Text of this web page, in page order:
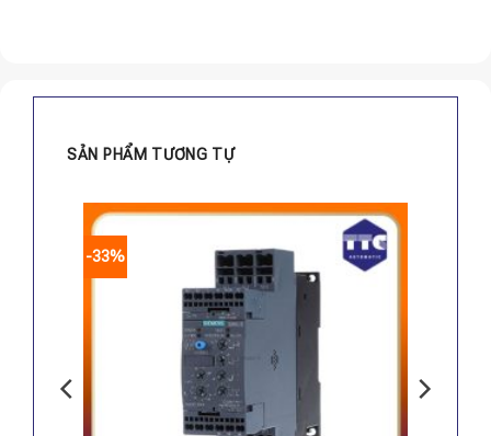
SẢN PHẨM TƯƠNG TỰ
-33%